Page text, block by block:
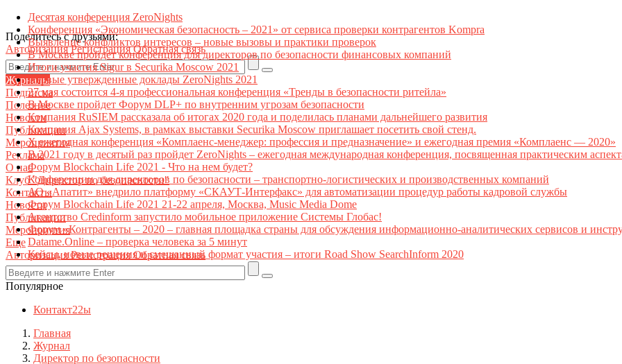
Поделитесь с друзьями:
АвторизацияРегистрацияОбратная связь
Журналы
Подписка
Полезное
Новости
Публикации
Мероприятия
Реклама
О нас
Клуб "Директор по безопасности"
Контакты
Новости
Публикации
Мероприятия
Еще
АвторизацияРегистрацияОбратная связь
Популярное
Десятая конференция ZeroNights
Конференция «Экономическая безопасность – 2021» от сервиса проверки контрагентов Kompra
Выявление конфликтов интересов – новые вызовы и практики проверок
В Москве пройдет конференция для директоров по безопасности финансовых компаний
Итоги участия Sigur в Securika Moscow 2021
Первые утвержденные доклады ZeroNights 2021
27 мая состоится 4-я профессиональная конференция «Тренды в безопасности ритейла»
В Москве пройдет Форум DLP+ по внутренним угрозам безопасности
Компания RuSIEM рассказала об итогах 2020 года и поделилась планами дальнейшего развития
Компания Ajax Systems, в рамках выставки Securika Moscow приглашает посетить свой стенд.
X ежегодная конференция «Комплаенс-менеджер: профессия и предназначение» и ежегодная премия «Комплаенс — 2020»
В 2021 году в десятый раз пройдет ZeroNights – ежегодная международная конференция, посвященная практическим
Форум Blockchain Life 2021 - Что на нем будет?
Конференции для директоров по безопасности – транспортно-логистических и производственных компаний
АО «Апатит» внедрило платформу «СКАУТ-Интерфакс» для автоматизации процедур работы кадровой службы
Форум Blockchain Life 2021 21-22 апреля, Москва, Music Media Dome
Агентство Credinform запустило мобильное приложение Системы Глобас!
Форум «Контрагенты – 2020 – главная площадка страны для обсуждения информационно-аналитических сервисов и
Datame.Online – проверка человека за 5 минут
Кейсы, новые решения и смешанный формат участия – итоги Road Show SearchInform 2020
Контакт22ы
Главная
Журнал
Директор по безопасности